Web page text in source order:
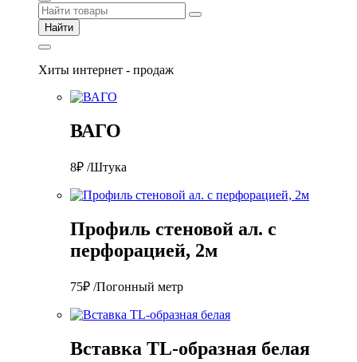
Найти
Хиты интернет - продаж
ВАГО
8₽ /Штука
Профиль стеновой ал. с
перфорацией, 2м
75₽ /Погонный метр
Вставка TL-образная белая